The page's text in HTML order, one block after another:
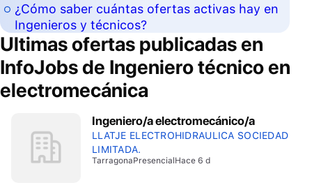
¿Cómo saber cuántas ofertas activas hay en
Ingenieros y técnicos?
Ultimas ofertas publicadas en
InfoJobs de Ingeniero técnico en
electromecánica
Ingeniero/a electromecánico/a
LLATJE ELECTROHIDRAULICA SOCIEDAD
LIMITADA.
TarragonaPresencialHace 6 d